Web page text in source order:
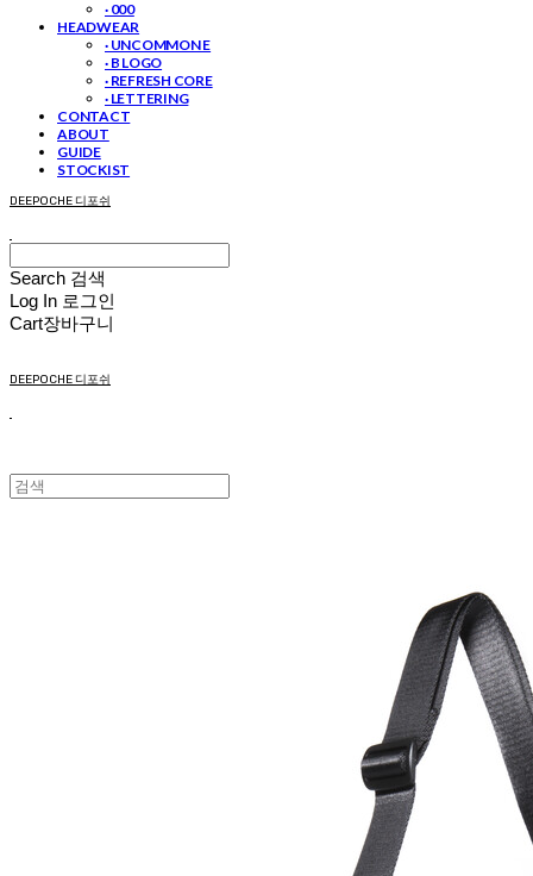
· 000
HEADWEAR
· UNCOMMON E
· B LOGO
· REFRESH CORE
· LETTERING
CONTACT
ABOUT
GUIDE
STOCKIST
DEEPOCHE 디포쉬
Search 검색
Log In 로그인
Cart장바구니
DEEPOCHE 디포쉬